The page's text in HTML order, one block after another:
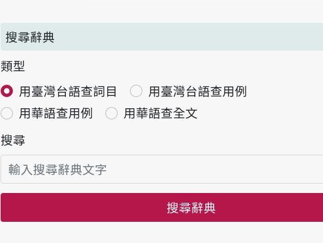
搜尋辭典
類型
用臺灣台語查詞目
用臺灣台語查用例
用華語查用例
用華語查全文
搜尋
搜尋辭典